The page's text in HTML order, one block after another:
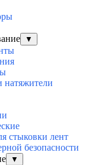
▼
стыковки лент
безопасности
▼